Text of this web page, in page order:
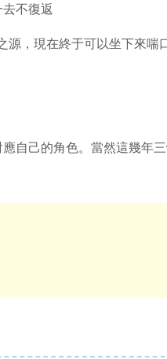
不復返
，現在終于可以坐下來喘
自己的角色。當然這幾年